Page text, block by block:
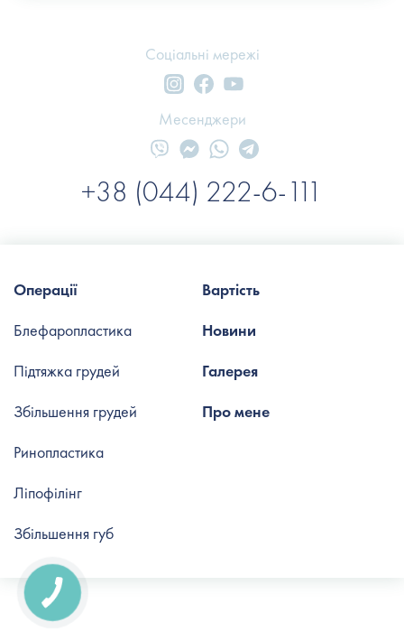
Соціальні мережі
+38 (044) 222-6-111
Месенджери
Вартість
Новини
Галерея
Про мене
Операції
Блефаропластика
Підтяжка грудей
Збільшення грудей
Ринопластика
Ліпофілінг
Збільшення губ